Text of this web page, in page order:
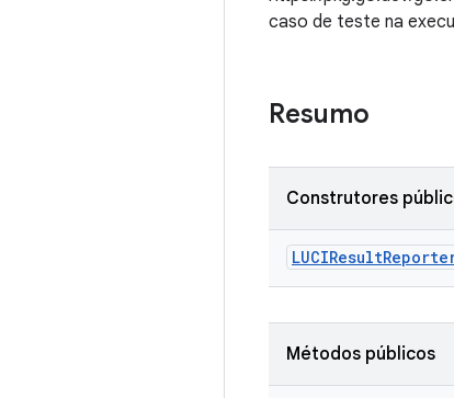
caso de teste na
Resumo
Construtores
LUCIResult
Métodos públicos